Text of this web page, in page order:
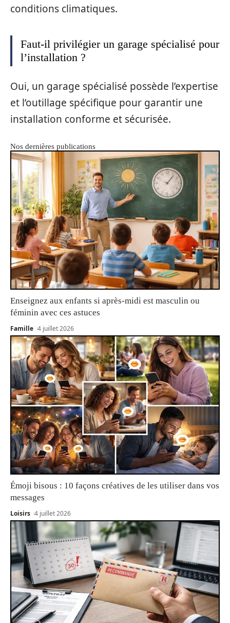
conditions climatiques.
Faut-il privilégier un garage spécialisé pour
l’installation ?
Oui, un garage spécialisé possède l’expertise
et l’outillage spécifique pour garantir une
installation conforme et sécurisée.
Nos dernières publications
Enseignez aux enfants si après-midi est masculin ou
féminin avec ces astuces
Famille 4 juillet 2026
Émoji bisous : 10 façons créatives de les utiliser dans vos
messages
Loisirs 4 juillet 2026